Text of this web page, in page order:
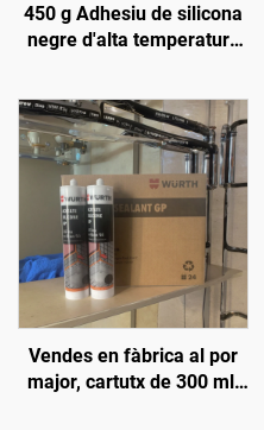
450 g Adhesiu de silicona
negre d'alta temperatura
Vendes en fàbrica al por
major, cartutx de 300 ml,